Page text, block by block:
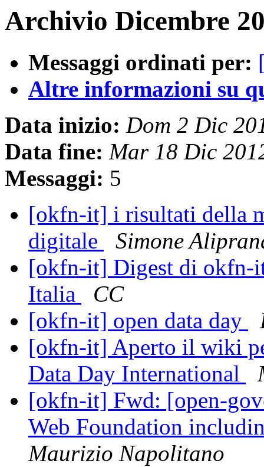
Archivio Dicembre
Messaggi ordinati per:
Altre informazioni su
Data inizio: Dom 2 Dic
Data fine: Mar 18 Dic
Messaggi: 5
[okfn-it] i risultati della
digitale
Simone
[okfn-it] Digest di okfn-
Italia
CC
[okfn-it] open data day
[okfn-it] Aperto il wiki
Data Day International
[okfn-it] Fwd: [open-
Web Foundation
Maurizio Napolitano